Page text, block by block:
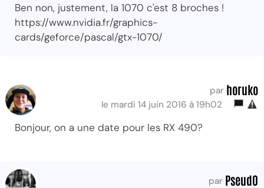
Ben non, justement, la 1070 c'est 8 broches !
https://www.nvidia.fr/graphics-
cards/geforce/pascal/gtx-1070/
par horuko
le mardi 14 juin 2016 à 19h02
Bonjour, on a une date pour les RX 490?
par Pseud0